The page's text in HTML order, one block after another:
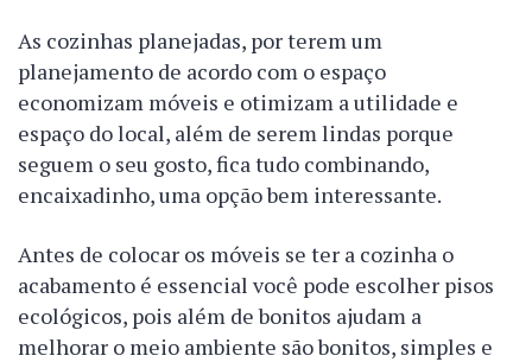
As cozinhas planejadas, por terem um
planejamento de acordo com o espaço
economizam móveis e otimizam a utilidade e
espaço do local, além de serem lindas porque
seguem o seu gosto, fica tudo combinando,
encaixadinho, uma opção bem interessante.
Antes de colocar os móveis se ter a cozinha o
acabamento é essencial você pode escolher pisos
ecológicos, pois além de bonitos ajudam a
melhorar o meio ambiente são bonitos, simples e